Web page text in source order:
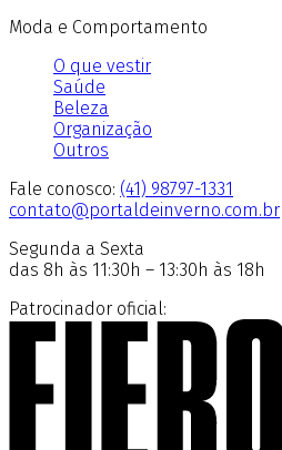
Moda e Comportamento
O que vestir
Saúde
Beleza
Organização
Outros
Fale conosco: (41) 98797-1331
contato@portaldeinverno.com.br
Segunda a Sexta
das 8h às 11:30h – 13:30h às 18h
Patrocinador oficial: